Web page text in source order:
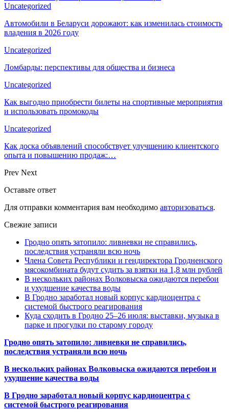
Uncategorized
Автомобили в Беларуси дорожают: как изменилась стоимость
владения в 2026 году
Uncategorized
Ломбарды: перспективы для общества и бизнеса
Uncategorized
Как выгодно приобрести билеты на спортивные мероприятия
и использовать промокоды
Uncategorized
Как доска объявлений способствует улучшению клиентского
опыта и повышению продаж:…
Prev Next
Оставьте ответ
Для отправки комментария вам необходимо авторизоваться.
Свежие записи
Гродно опять затопило: ливневки не справились,
последствия устраняли всю ночь
Члена Совета Республики и гендиректора Гродненского
мясокомбината будут судить за взятки на 1,8 млн рублей
В нескольких районах Волковыска ожидаются перебои
и ухудшение качества воды
В Гродно заработал новый корпус кардиоцентра с
системой быстрого реагирования
Куда сходить в Гродно 25–26 июля: выставки, музыка в
парке и прогулки по старому городу
Гродно опять затопило: ливневки не справились,
последствия устраняли всю ночь
В нескольких районах Волковыска ожидаются перебои и
ухудшение качества воды
В Гродно заработал новый корпус кардиоцентра с
системой быстрого реагирования